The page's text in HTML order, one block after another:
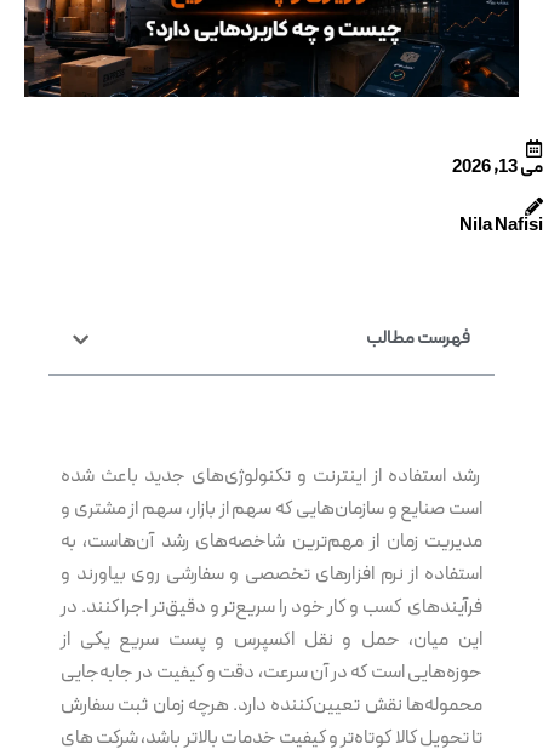
می 13, 2026
Nila Nafisi
فهرست مطالب
رشد استفاده از اینترنت و تکنولوژی‌های جدید باعث شده
است صنایع و سازمان‌هایی که سهم از بازار، سهم از مشتری و
مدیریت زمان از مهم‌ترین شاخصه‌های رشد آن‌هاست، به
استفاده از نرم‌ افزارهای تخصصی و سفارشی روی بیاورند و
فرآیندهای کسب و کار خود را سریع‌تر و دقیق‌تر اجرا کنند. در
این میان، حمل و نقل اکسپرس و پست سریع یکی از
حوزه‌هایی است که در آن سرعت، دقت و کیفیت در جابه‌جایی
محموله‌ها نقش تعیین‌کننده دارد. هرچه زمان ثبت سفارش
تا تحویل کالا کوتاه‌تر و کیفیت خدمات بالاتر باشد، شرکت های